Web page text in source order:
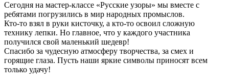
Сегодня на мастер-классе «Русские узоры» мы вместе с
ребятами погрузились в мир народных промыслов.
Кто-то взял в руки кисточку, а кто-то освоил сложную
технику лепки. Но главное, что у каждого участника
получился свой маленький шедевр!
Спасибо за чудесную атмосферу творчества, за смех и
горящие глаза. Пусть наши яркие символы приносят всем
только удачу!